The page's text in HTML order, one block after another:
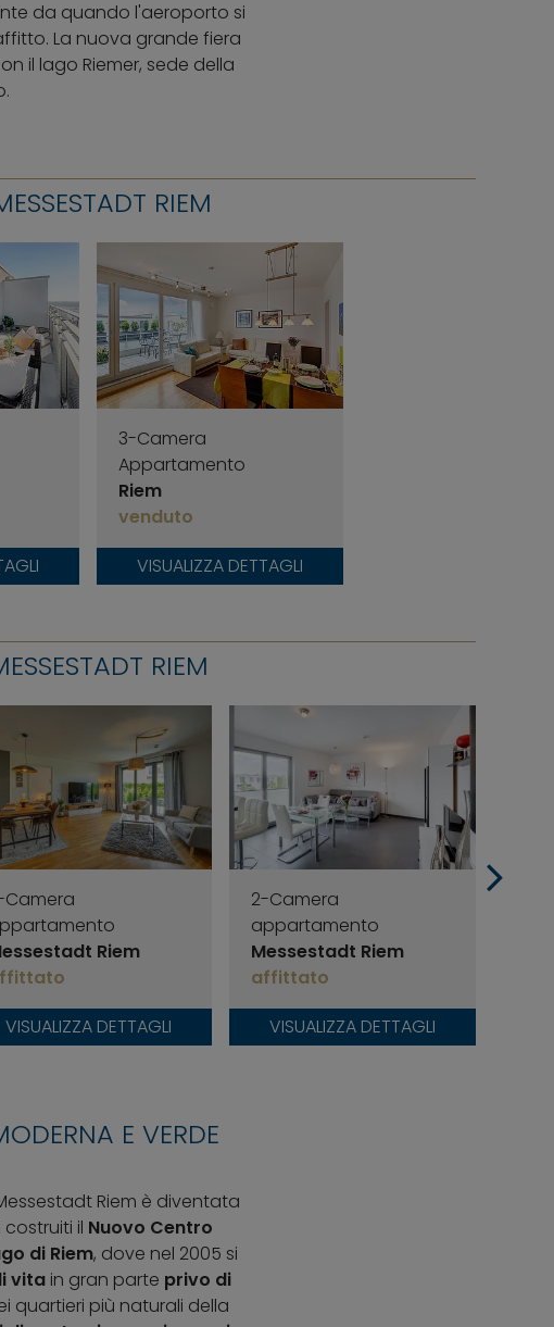
da quando l'aeroporto si
La nuova grande fiera
il lago Riemer, sede della
RIEM
3-Camera
Appartamento
Riem
venduto
VISUALIZZA DETTAGLI
RIEM
Camera
Riem
VISUALIZZA DETTAGLI
2-Camera
appartamento
Messestadt Riem
affittato
VISUALIZZA DETTAGLI
E VERDE
Riem è diventata
il Nuovo Centro
di Riem, dove nel 2005 si
vita in gran parte privo di
quartieri più naturali della